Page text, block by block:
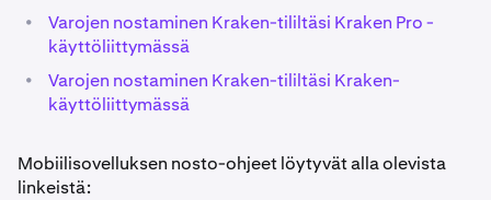
•
Varojen nostaminen Kraken-tililtäsi Kraken Pro -
käyttöliittymässä
•
Varojen nostaminen Kraken-tililtäsi Kraken-
käyttöliittymässä
Mobiilisovelluksen nosto-ohjeet löytyvät alla olevista
linkeistä: